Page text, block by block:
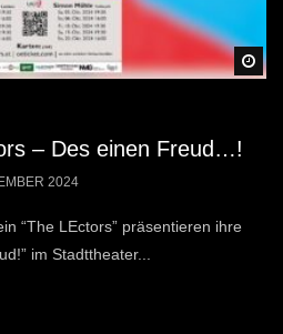
– Des einen Freud…!
2024
“The LEctors” präsentieren ihre
im Stadttheater...